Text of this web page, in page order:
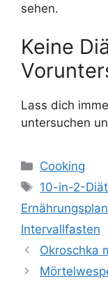
sehen.
Keine
Lass dich
untersuchen
Categories
Cooking
Tags
10-in-2-Diät
Ernährungsplan
Intervallfasten
Okroschka